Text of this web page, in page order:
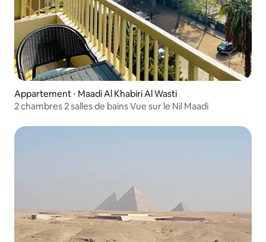
Appartement ⋅ Maadi Al Khabiri Al Wasti
2 chambres 2 salles de bains Vue sur le Nil Maadi